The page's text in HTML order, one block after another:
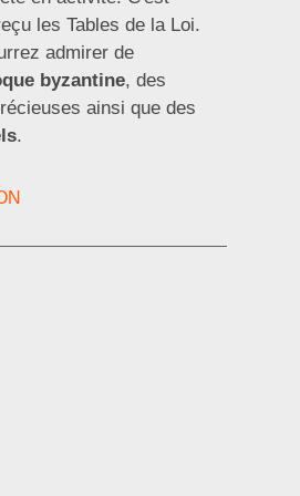
les Tables de la Loi.
admirer de
byzantine, des
ainsi que des
.